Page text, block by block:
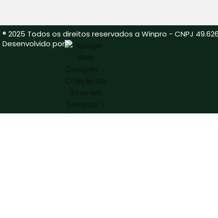
® 2025 Todos os direitos reservados a Winpro - CNPJ
Desenvolvido por